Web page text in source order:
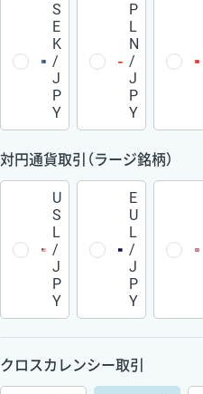
S
E
K
/
J
P
Y
P
L
N
/
J
P
Y
対円通貨取引（ラージ銘柄）
U
S
L
/
J
P
Y
E
U
L
/
J
P
Y
クロスカレンシー取引